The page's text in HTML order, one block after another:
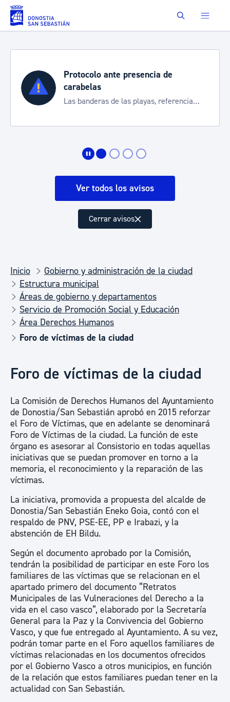
Saltar al contenido principal Buscar
Protocolo ante presencia de
carabelas
Las banderas de las playas, referencia
Ver todos los avisos
Cerrar avisos
Inicio
Gobierno y administración de la ciudad
Estructura municipal
Áreas de gobierno y departamentos
Servicio de Promoción Social y Educación
Área Derechos Humanos
Foro de víctimas de la ciudad
Foro de víctimas de la ciudad
La Comisión de Derechos Humanos del Ayuntamiento
de Donostia/San Sebastián aprobó en 2015 reforzar
el Foro de Víctimas, que en adelante se denominará
Foro de Víctimas de la ciudad. La función de este
órgano es asesorar al Consistorio en todas aquellas
iniciativas que se puedan promover en torno a la
memoria, el reconocimiento y la reparación de las
víctimas.
La iniciativa, promovida a propuesta del alcalde de
Donostia/San Sebastián Eneko Goia, contó con el
respaldo de PNV, PSE-EE, PP e Irabazi, y la
abstención de EH Bildu.
Según el documento aprobado por la Comisión,
tendrán la posibilidad de participar en este Foro los
familiares de las víctimas que se relacionan en el
apartado primero del documento “Retratos
Municipales de las Vulneraciones del Derecho a la
vida en el caso vasco”, elaborado por la Secretaría
General para la Paz y la Convivencia del Gobierno
Vasco, y que fue entregado al Ayuntamiento. A su vez,
podrán tomar parte en el Foro aquellos familiares de
víctimas relacionadas en los documentos ofrecidos
por el Gobierno Vasco a otros municipios, en función
de la relación que estos familiares puedan tener en la
actualidad con San Sebastián.